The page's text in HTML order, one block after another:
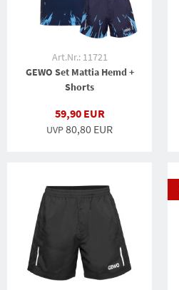
Art.Nr.: 11721
GEWO Set Mattia Hemd +
Shorts
59,90 EUR
UVP80,80 EUR